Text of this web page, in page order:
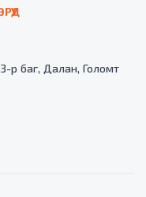
р баг, Далан, Голомт